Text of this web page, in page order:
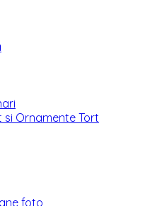
si Ornamente Tort
foto